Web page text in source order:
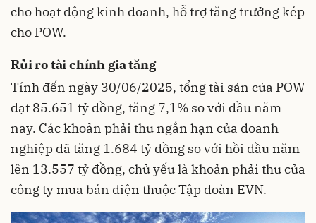
cho hoạt động kinh doanh, hỗ trợ tăng trưởng kép
cho POW.
Rủi ro tài chính gia tăng
Tính đến ngày 30/06/2025, tổng tài sản của POW
đạt 85.651 tỷ đồng, tăng 7,1% so với đầu năm
nay. Các khoản phải thu ngắn hạn của doanh
nghiệp đã tăng 1.684 tỷ đồng so với hồi đầu năm
lên 13.557 tỷ đồng, chủ yếu là khoản phải thu của
công ty mua bán điện thuộc Tập đoàn EVN.